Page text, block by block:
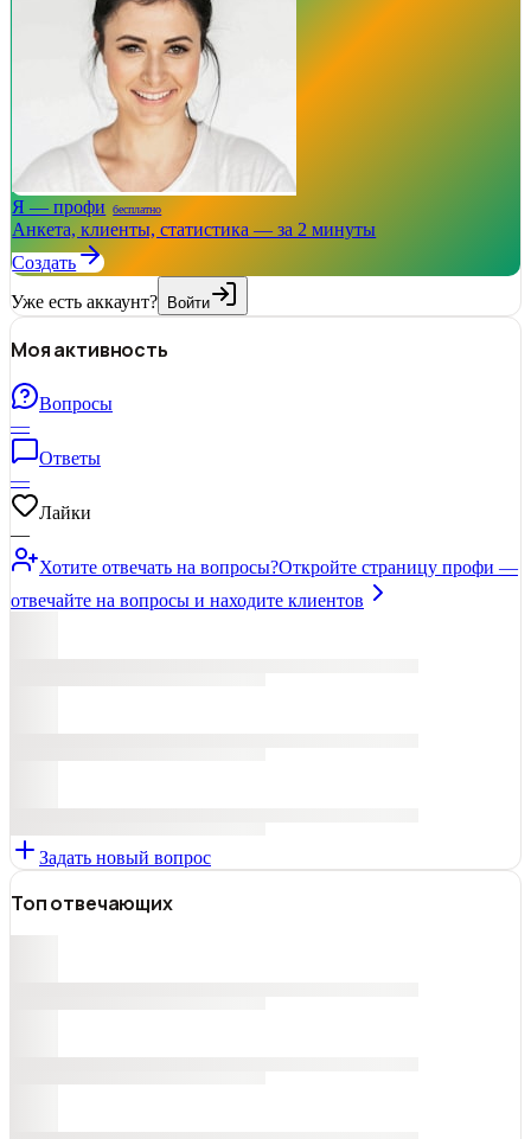
Я — профи бесплатно
Анкета, клиенты, статистика — за 2 минуты
Создать
Уже есть аккаунт? Войти
Моя активность
Вопросы
—
Ответы
—
Лайки
—
Хотите отвечать на вопросы?Откройте страницу профи —
отвечайте на вопросы и находите клиентов
Задать новый вопрос
Топ отвечающих